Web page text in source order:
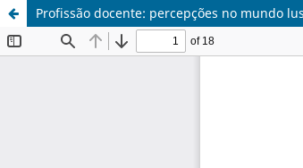
Profissão docente: percepções no mundo